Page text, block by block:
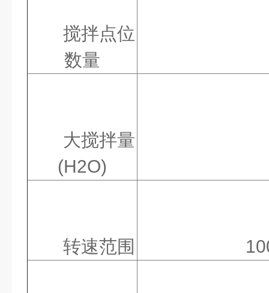
搅拌点位
数量
大搅拌量
(H2O)
转速范围